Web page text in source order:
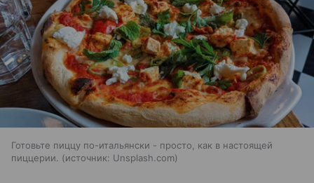
Готовьте пиццу по-итальянски - просто, как в настоящей
пиццерии.
источник: Unsplash.com